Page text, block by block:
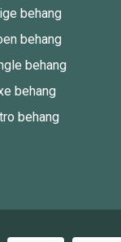
behang
behang
behang
behang
behang